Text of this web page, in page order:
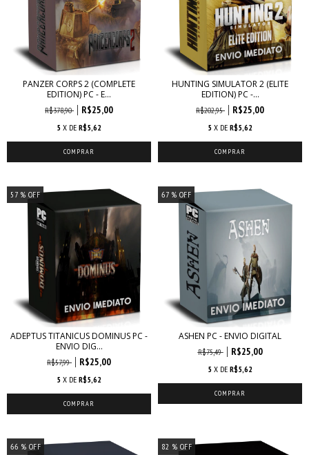
PANZER CORPS 2 (COMPLETE
EDITION) PC - E...
R$378,90 R$25,00
5 X DE R$5,62
HUNTING SIMULATOR 2 (ELITE
EDITION) PC -...
R$202,95 R$25,00
5 X DE R$5,62
57% OFF
ADEPTUS TITANICUS DOMINUS PC -
ENVIO DIG...
R$57,99 R$25,00
5 X DE R$5,62
67% OFF
ASHEN PC - ENVIO DIGITAL
R$75,49 R$25,00
5 X DE R$5,62
66 % OFF 82 % OFF